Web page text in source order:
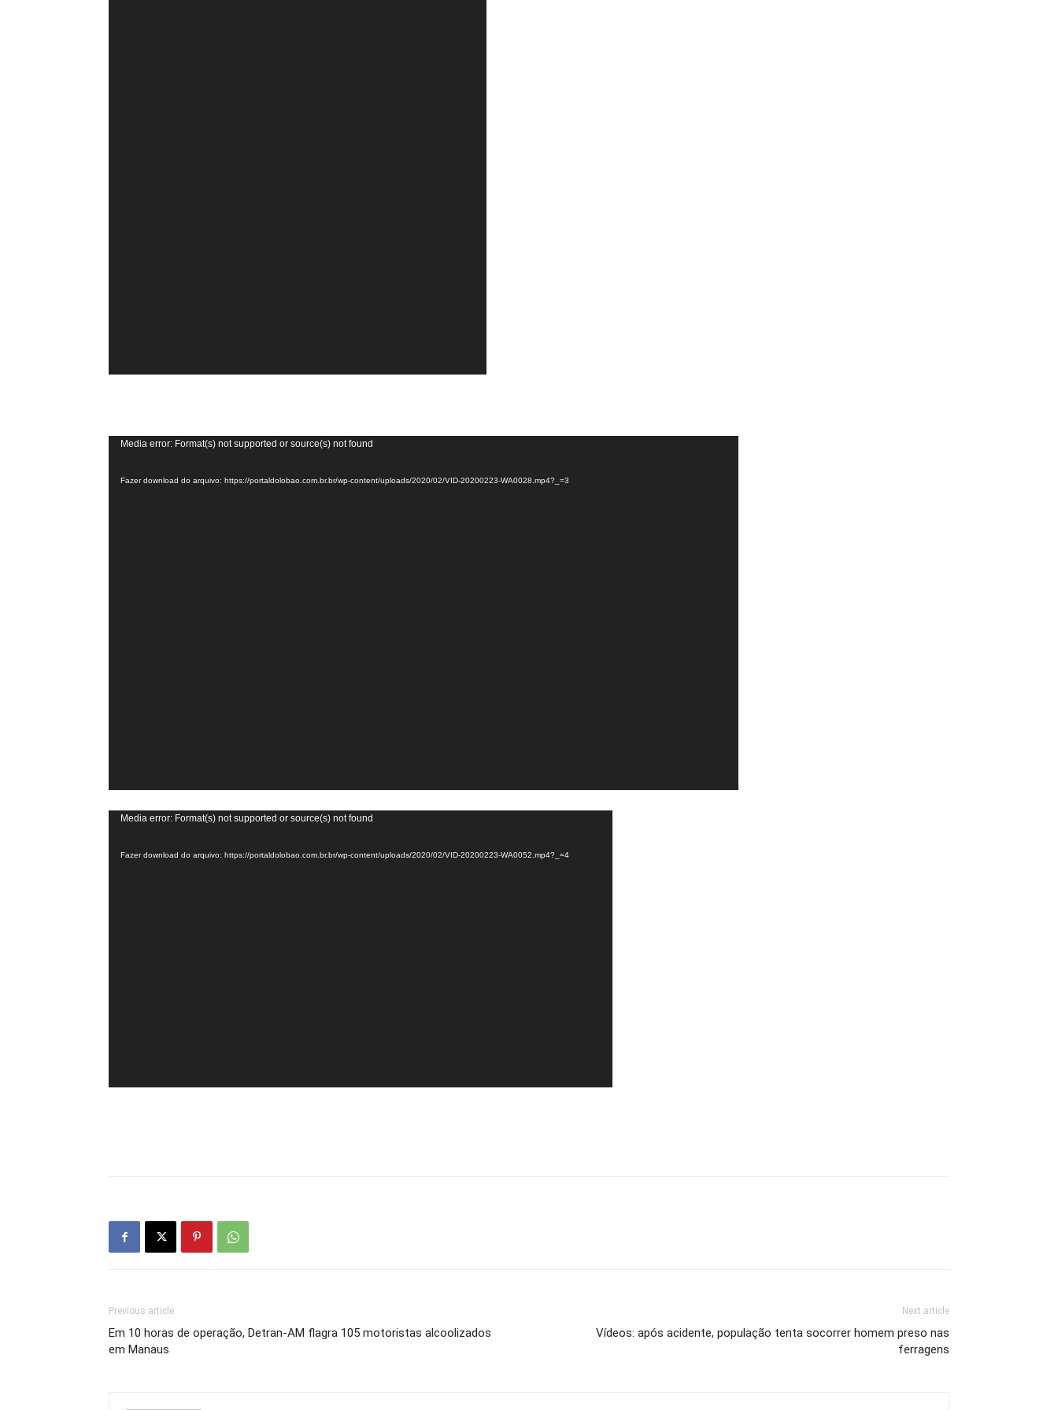
Tocador
vídeo
Media error: Format(s) not supported or source(s) not found
Fazer download do arquivo: https://portaldolobao.com.br.br/wp-content/uploads/2020/02/VID-20200223-WA0028.mp4?_=3
Tocador
vídeo
Media error: Format(s) not supported or source(s) not found
Fazer download do arquivo: https://portaldolobao.com.br.br/wp-content/uploads/2020/02/VID-20200223-WA0052.mp4?_=4
Previous article
Em 10 horas de operação, Detran-AM flagra 105 motoristas alcoolizados
em Manaus
Next article
Vídeos: após acidente, população tenta socorrer homem preso nas
ferragens